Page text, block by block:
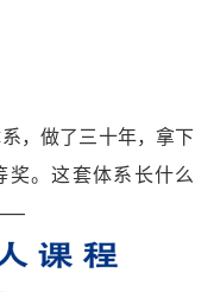
，做了三十年，拿下
奖。这套体系长什么